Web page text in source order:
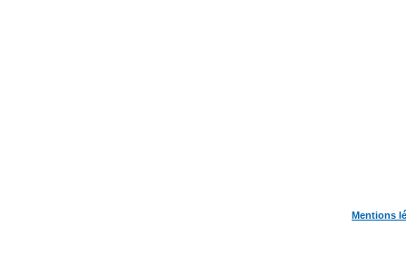
Mentions